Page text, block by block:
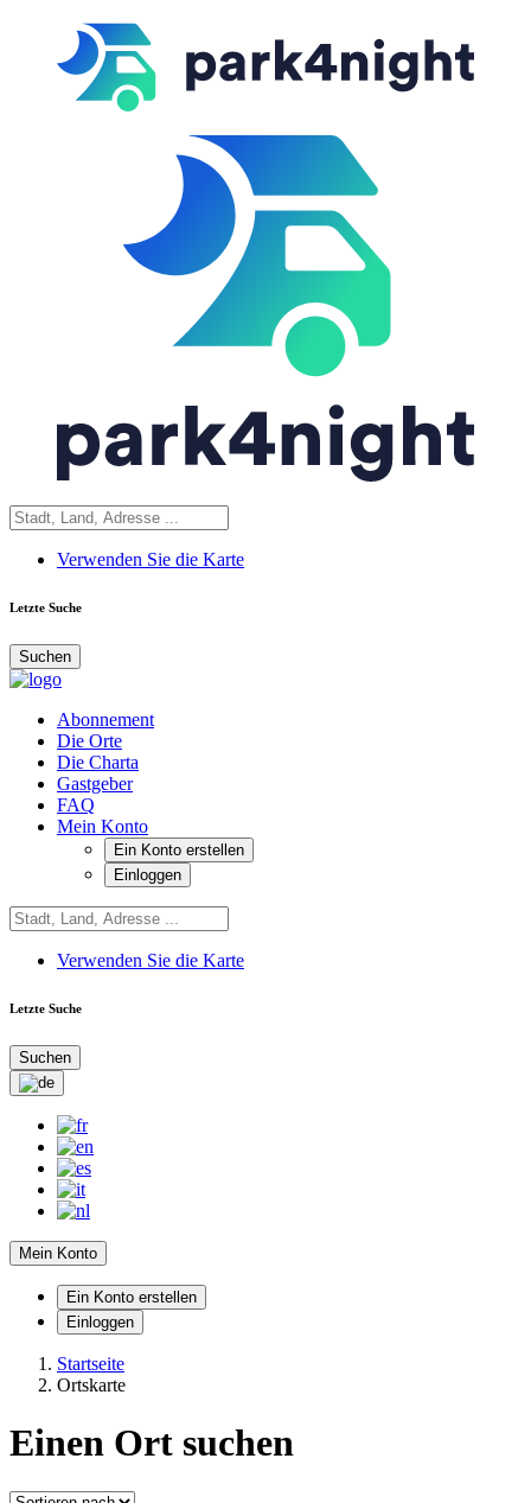
Verwenden Sie die Karte
Letzte Suche
Suchen
Abonnement
Die Orte
Die Charta
Gastgeber
FAQ
Mein Konto
Ein Konto erstellen
Einloggen
Verwenden Sie die Karte
Letzte Suche
Suchen
Mein Konto
Ein Konto erstellen
Einloggen
Startseite
Ortskarte
Einen Ort suchen